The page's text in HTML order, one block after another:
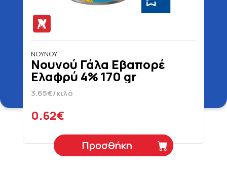
ΝΟΥΝΟΥ
Νουνού Γάλα Εβαπορέ
Ελαφρύ 4% 170 gr
3.65€/κιλό
0.62€
Προσθήκη